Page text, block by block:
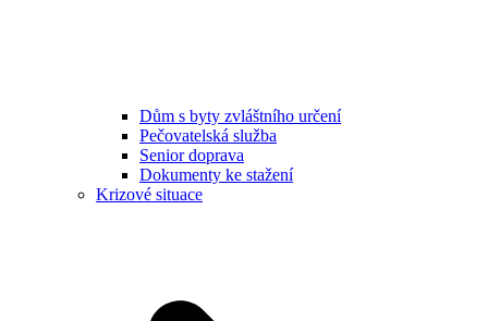
Dům s byty zvláštního určení
Pečovatelská služba
Senior doprava
Dokumenty ke stažení
Krizové situace